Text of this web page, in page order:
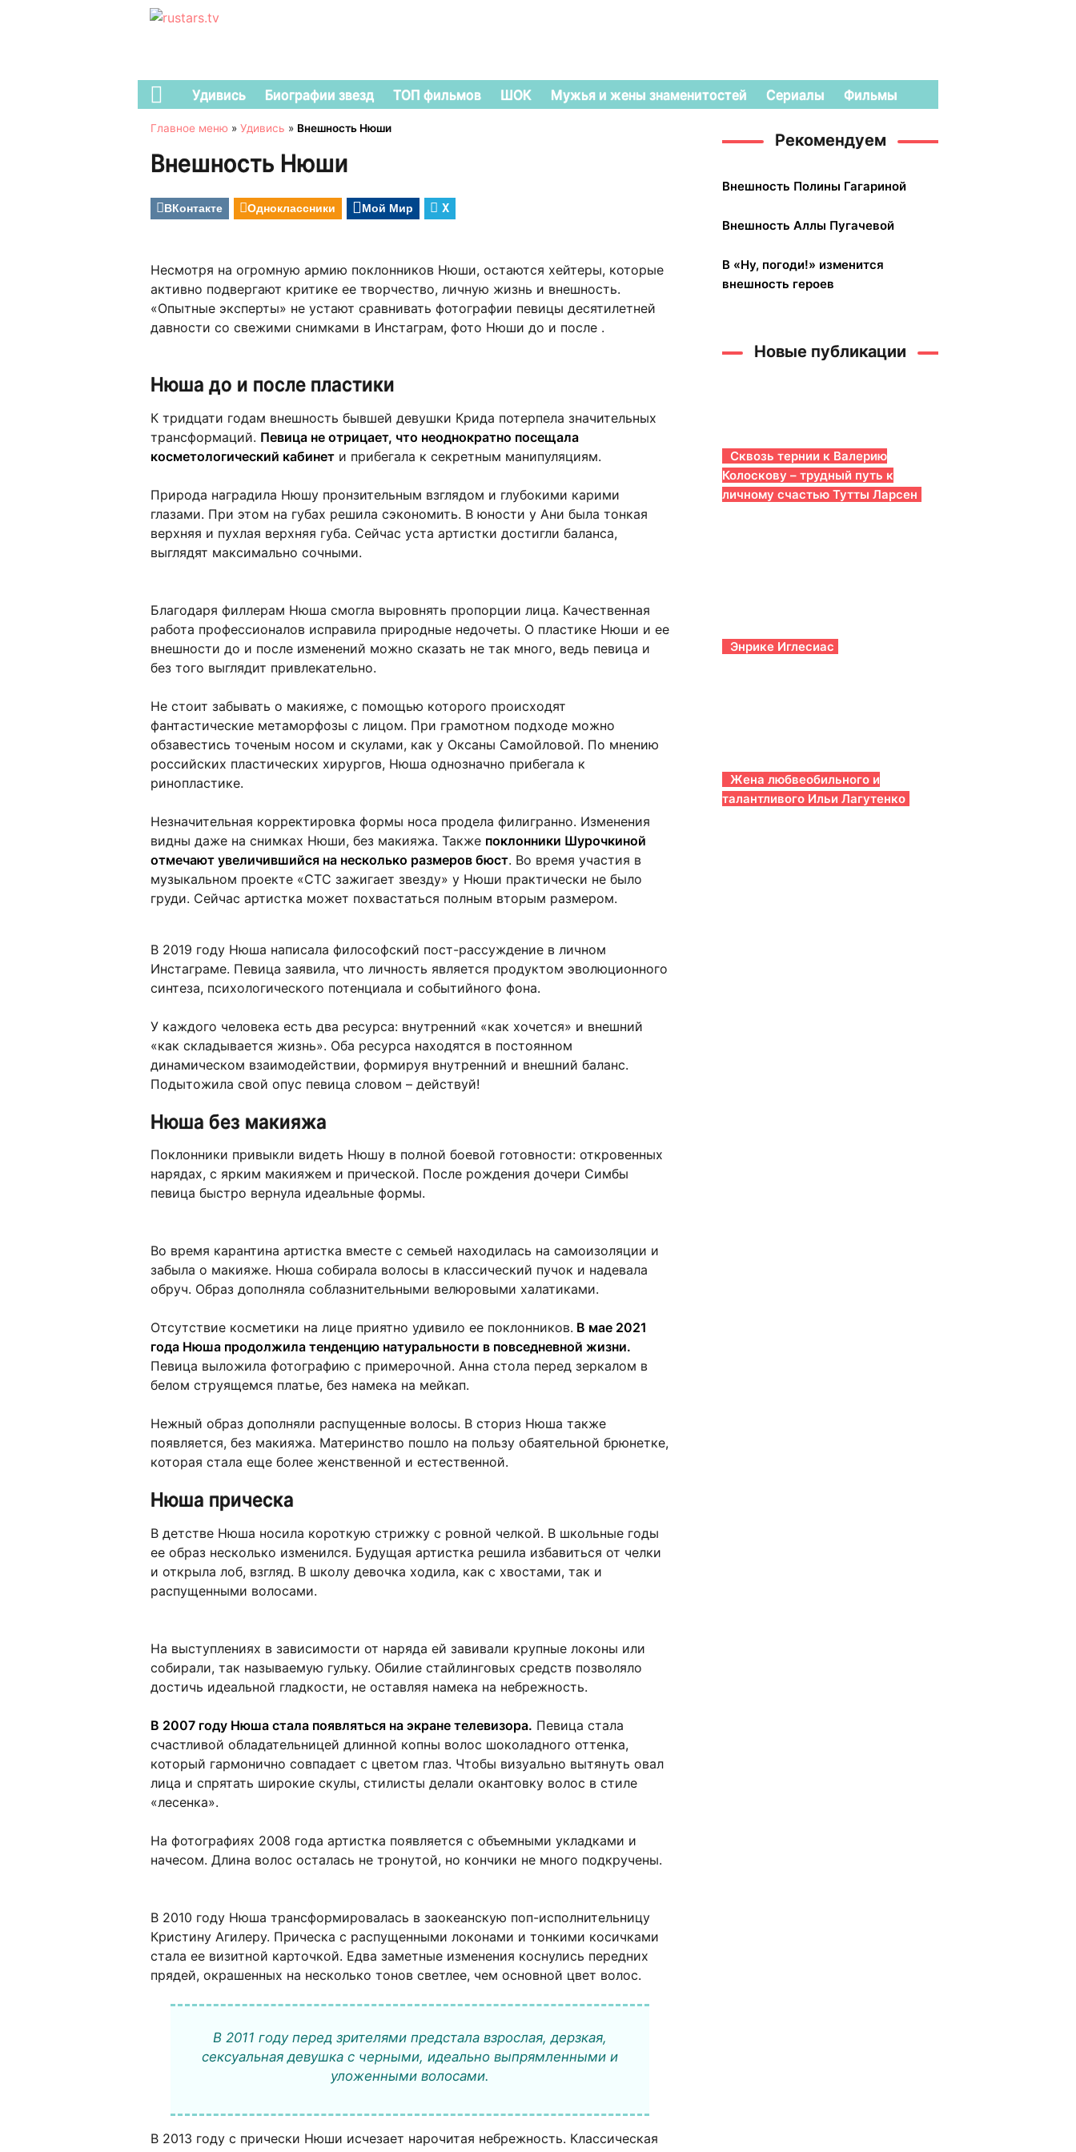
Удивись Биографии звезд ТОП фильмов ШОК Мужья и жены знаменитостей Сериалы Фильмы
Главное меню » Удивись » Внешность Нюши
Внешность Нюши
ВКонтакте Одноклассники Мой Мир X
Несмотря на огромную армию поклонников Нюши, остаются хейтеры, которые
активно подвергают критике ее творчество, личную жизнь и внешность.
«Опытные эксперты» не устают сравнивать фотографии певицы десятилетней
давности со свежими снимками в Инстаграм, фото Нюши до и после .
Нюша до и после пластики
К тридцати годам внешность бывшей девушки Крида потерпела значительных
трансформаций. Певица не отрицает, что неоднократно посещала
косметологический кабинет и прибегала к секретным манипуляциям.
Природа наградила Нюшу пронзительным взглядом и глубокими карими
глазами. При этом на губах решила сэкономить. В юности у Ани была тонкая
верхняя и пухлая верхняя губа. Сейчас уста артистки достигли баланса,
выглядят максимально сочными.
Благодаря филлерам Нюша смогла выровнять пропорции лица. Качественная
работа профессионалов исправила природные недочеты. О пластике Нюши и ее
внешности до и после изменений можно сказать не так много, ведь певица и
без того выглядит привлекательно.
Не стоит забывать о макияже, с помощью которого происходят
фантастические метаморфозы с лицом. При грамотном подходе можно
обзавестись точеным носом и скулами, как у Оксаны Самойловой. По мнению
российских пластических хирургов, Нюша однозначно прибегала к
ринопластике.
Незначительная корректировка формы носа продела филигранно. Изменения
видны даже на снимках Нюши, без макияжа. Также поклонники Шурочкиной
отмечают увеличившийся на несколько размеров бюст. Во время участия в
музыкальном проекте «СТС зажигает звезду» у Нюши практически не было
груди. Сейчас артистка может похвастаться полным вторым размером.
В 2019 году Нюша написала философский пост-рассуждение в личном
Инстаграме. Певица заявила, что личность является продуктом эволюционного
синтеза, психологического потенциала и событийного фона.
У каждого человека есть два ресурса: внутренний «как хочется» и внешний
«как складывается жизнь». Оба ресурса находятся в постоянном
динамическом взаимодействии, формируя внутренний и внешний баланс.
Подытожила свой опус певица словом – действуй!
Нюша без макияжа
Поклонники привыкли видеть Нюшу в полной боевой готовности: откровенных
нарядах, с ярким макияжем и прической. После рождения дочери Симбы
певица быстро вернула идеальные формы.
Во время карантина артистка вместе с семьей находилась на самоизоляции и
забыла о макияже. Нюша собирала волосы в классический пучок и надевала
обруч. Образ дополняла соблазнительными велюровыми халатиками.
Отсутствие косметики на лице приятно удивило ее поклонников. В мае 2021
года Нюша продолжила тенденцию натуральности в повседневной жизни.
Певица выложила фотографию с примерочной. Анна стола перед зеркалом в
белом струящемся платье, без намека на мейкап.
Нежный образ дополняли распущенные волосы. В сториз Нюша также
появляется, без макияжа. Материнство пошло на пользу обаятельной брюнетке,
которая стала еще более женственной и естественной.
Нюша прическа
В детстве Нюша носила короткую стрижку с ровной челкой. В школьные годы
ее образ несколько изменился. Будущая артистка решила избавиться от челки
и открыла лоб, взгляд. В школу девочка ходила, как с хвостами, так и
распущенными волосами.
На выступлениях в зависимости от наряда ей завивали крупные локоны или
собирали, так называемую гульку. Обилие стайлинговых средств позволяло
достичь идеальной гладкости, не оставляя намека на небрежность.
В 2007 году Нюша стала появляться на экране телевизора. Певица стала
счастливой обладательницей длинной копны волос шоколадного оттенка,
который гармонично совпадает с цветом глаз. Чтобы визуально вытянуть овал
лица и спрятать широкие скулы, стилисты делали окантовку волос в стиле
«лесенка».
На фотографиях 2008 года артистка появляется с объемными укладками и
начесом. Длина волос осталась не тронутой, но кончики не много подкручены.
В 2010 году Нюша трансформировалась в заокеанскую поп-исполнительницу
Кристину Агилеру. Прическа с распущенными локонами и тонкими косичками
стала ее визитной карточкой. Едва заметные изменения коснулись передних
прядей, окрашенных на несколько тонов светлее, чем основной цвет волос.
В 2011 году перед зрителями предстала взрослая, дерзкая,
сексуальная девушка с черными, идеально выпрямленными и
уложенными волосами.
В 2013 году с прически Нюши исчезает нарочитая небрежность. Классическая
Рекомендуем
Внешность Полины Гагариной
Внешность Аллы Пугачевой
В «Ну, погоди!» изменится
внешность героев
Новые публикации
Сквозь тернии к Валерию
Колоскову – трудный путь к
личному счастью Тутты Ларсен
Энрике Иглесиас
Жена любвеобильного и
талантливого Ильи Лагутенко